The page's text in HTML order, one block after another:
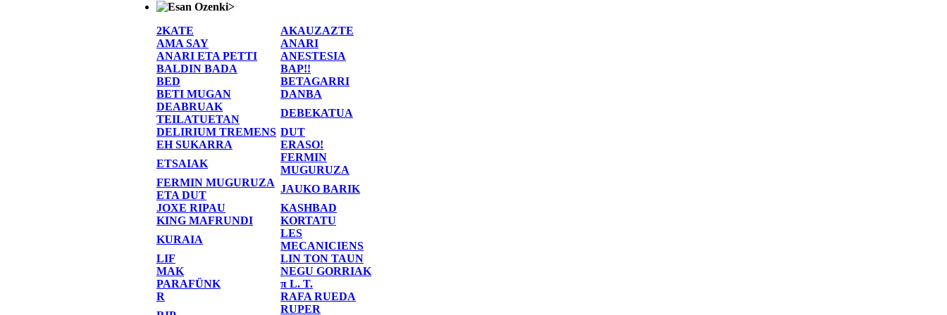
>
2KATE
AKAUZAZTE
AMA SAY
ANARI
ANARI ETA PETTI
ANESTESIA
BALDIN BADA
BAP!!
BED
BETAGARRI
BETI MUGAN
DANBA
DEABRUAK
TEILATUETAN
DEBEKATUA
DELIRIUM TREMENS DUT
EH SUKARRA
ERASO!
ETSAIAK
FERMIN
MUGURUZA
FERMIN MUGURUZA
ETA DUT
JAUKO BARIK
JOXE RIPAU
KASHBAD
KING MAFRUNDI
KORTATU
KURAIA
LES
MECANICIENS
LIF
LIN TON TAUN
MAK
NEGU GORRIAK
PARAFÜNK
π L. T.
R
RAFA RUEDA
RUPER